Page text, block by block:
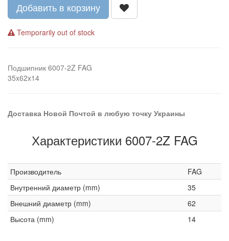
Добавить в корзину
Temporarily out of stock
Подшипник 6007-2Z FAG
35x62x14
Доставка Новой Почтой в любую точку Украины
Характеристики 6007-2Z FAG
Производитель
FAG
Внутренний диаметр (mm)
35
Внешний диаметр (mm)
62
Высота (mm)
14